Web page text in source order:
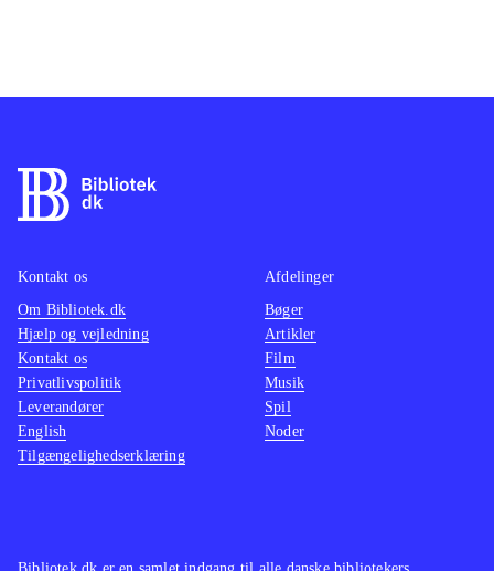
Kontakt os
Om Bibliotek.dk
Hjælp og vejledning
Kontakt os
Privatlivspolitik
Leverandører
English
Tilgængelighedserklæring
Afdelinger
Bøger
Artikler
Film
Musik
Spil
Noder